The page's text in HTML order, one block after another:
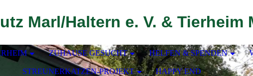
Marl/Haltern e. V. & Tierheim
ZUHAUSE GESUCHT HELFEN & SPENDEN
STREUNERKATZEN-PROJEKT HAPPY END